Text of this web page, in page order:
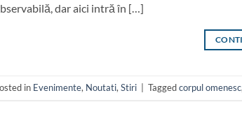
dar aici intră în […]
in Evenimente, Noutati, Stiri Taggedcorpul omenesc,